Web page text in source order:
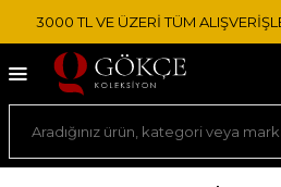
3000 TL VE ÜZERİ TÜM